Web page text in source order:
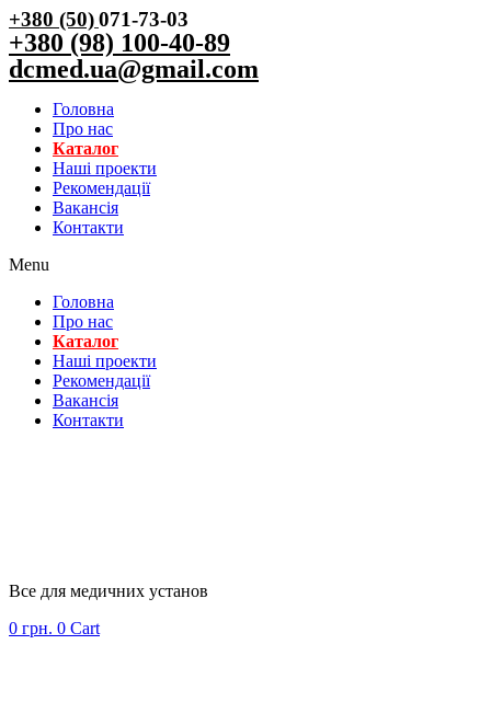
+380 (50)071-73-03
+380 (98) 100-40-89
dcmed.ua@gmail.com
Головна
Про нас
Каталог
Нашi проекти
Рекомендації
Вакансiя
Контакти
Menu
Головна
Про нас
Каталог
Нашi проекти
Рекомендації
Вакансiя
Контакти
Все для медичних установ
0 грн. 0 Cart